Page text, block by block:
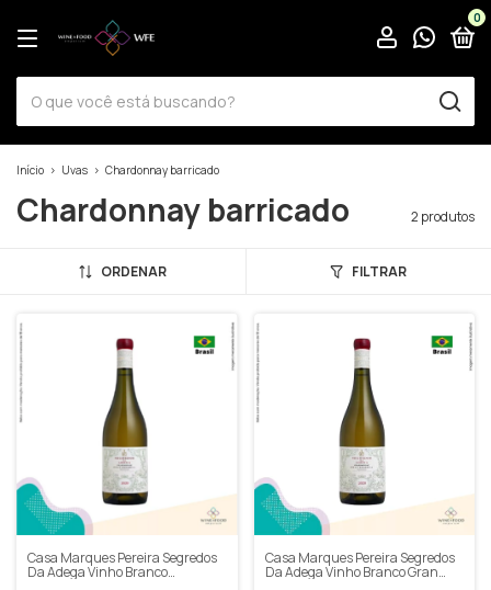
0
Início > Uvas > Chardonnay barricado
Chardonnay barricado 2 produtos
ORDENAR FILTRAR
Casa Marques Pereira Segredos
Da Adega Vinho Branco
Casa Marques Pereira Segredos
Da Adega Vinho Branco Gran